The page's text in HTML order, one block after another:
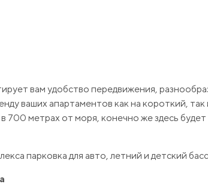
вам удобство передвижения,
ваших апартаментов как на короткий, так
700 метрах от моря, конечно же здесь
парковка для авто, летний и детский